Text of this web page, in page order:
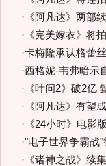
· 《阿凡达》两部
· 《完美嫁衣》将
·卡梅隆承认格蕾
·西格妮-韦弗暗示
· 《叶问2》破2亿
· 《阿凡达》有望
· 《24小时》电影
·"电子世界争霸战
· 《诸神之战》续